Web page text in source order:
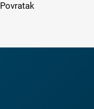
Povratak